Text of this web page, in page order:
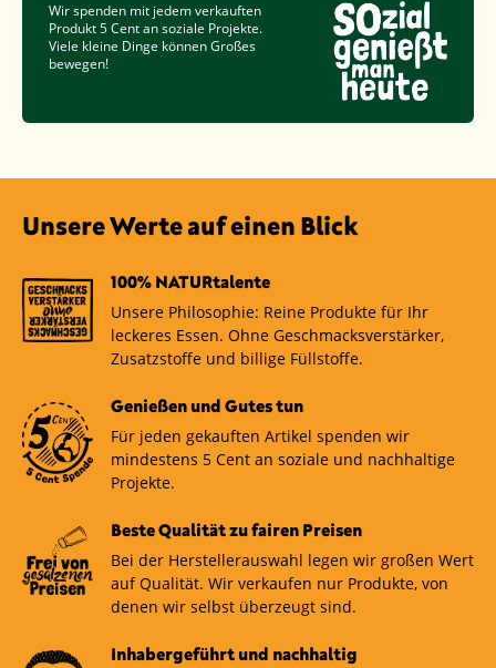
Wir spenden mit jedem verkauften
Produkt5 Centan soziale Projekte.
Viele kleine Dinge können Großes
bewegen!
Unsere Werte auf einen Blick
100% NATURtalente
Unsere Philosophie: Reine Produkte für Ihr
leckeres Essen. Ohne Geschmacksverstärker,
Zusatzstoffe und billige Füllstoffe.
Genießen und Gutes tun
Für jeden gekauften Artikel spenden wir
mindestens 5 Cent an soziale und nachhaltige
Projekte.
Beste Qualität zu fairen Preisen
Bei der Herstellerauswahl legen wir großen Wert
auf Qualität. Wir verkaufen nur Produkte, von
denen wir selbst überzeugt sind.
Inhabergeführt und nachhaltig